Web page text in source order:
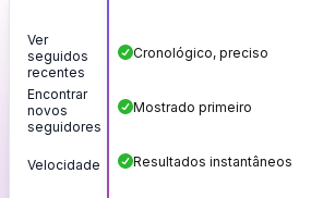
Ver
seguidos
recentes
Encontrar
novos
seguidores
Velocidade
Cronológico, preciso
Mostrado primeiro
Resultados instantâneos